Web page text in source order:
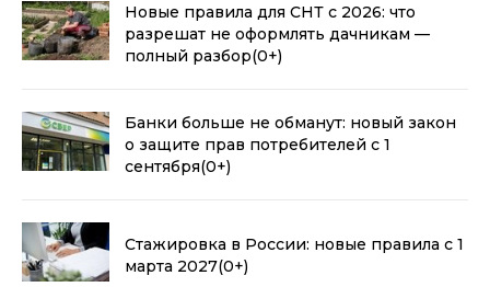
Новые правила для СНТ с 2026: что
разрешат не оформлять дачникам —
полный разбор(0+)
Банки больше не обманут: новый закон
о защите прав потребителей с 1
сентября(0+)
Стажировка в России: новые правила с 1
марта 2027(0+)